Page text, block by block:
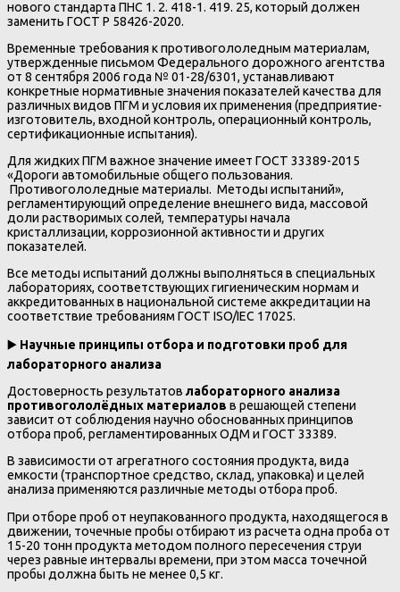
нового стандарта ПНС 1. 2. 418-1. 419. 25, который должен
заменить ГОСТ Р 58426-2020.
Временные требования к противогололедным материалам,
утвержденные письмом Федерального дорожного агентства
от 8 сентября 2006 года № 01-28/6301, устанавливают
конкретные нормативные значения показателей качества для
различных видов ПГМ и условия их применения (предприятие-
изготовитель, входной контроль, операционный контроль,
сертификационные испытания).
Для жидких ПГМ важное значение имеет ГОСТ 33389-2015
«Дороги автомобильные общего пользования.
Противогололедные материалы. Методы испытаний»,
регламентирующий определение внешнего вида, массовой
доли растворимых солей, температуры начала
кристаллизации, коррозионной активности и других
показателей.
Все методы испытаний должны выполняться в специальных
лабораториях, соответствующих гигиеническим нормам и
аккредитованных в национальной системе аккредитации на
соответствие требованиям ГОСТ ISO/IEC 17025.
▶️ Научные принципы отбора и подготовки проб для
лабораторного анализа
Достоверность результатов лабораторного анализа
противогололёдных материалов в решающей степени
зависит от соблюдения научно обоснованных принципов
отбора проб, регламентированных ОДМ и ГОСТ 33389.
В зависимости от агрегатного состояния продукта, вида
емкости (транспортное средство, склад, упаковка) и целей
анализа применяются различные методы отбора проб.
При отборе проб от неупакованного продукта, находящегося в
движении, точечные пробы отбирают из расчета одна проба от
15-20 тонн продукта методом полного пересечения струи
через равные интервалы времени, при этом масса точечной
пробы должна быть не менее 0,5 кг.